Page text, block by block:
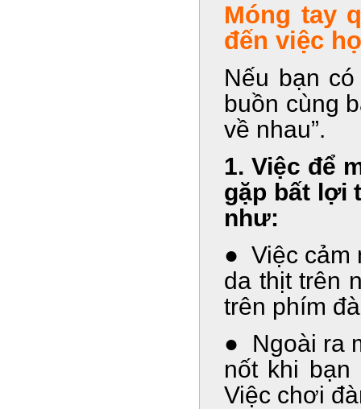
Móng tay
đến việc
Nếu bạn
buồn cùng
về nhau”.
1. Việc để
gặp bất lợi
như:
● Việc cảm
da thịt trên
trên phím
● Ngoài ra
nốt khi bạn
Việc chơi